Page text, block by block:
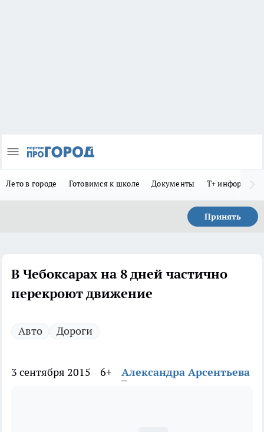
Лето в городе Готовимся к школе Документы Т+
Принять
В Чебоксарах на 8 дней частично
перекроют движение
Авто Дороги
3 сентября 2015 6+ Александра Арсентьева